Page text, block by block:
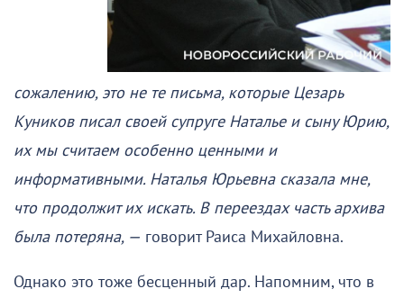
сожалению, это не те письма, которые Цезарь
Куников писал своей супруге Наталье и сыну Юрию,
их мы считаем особенно ценными и
информативными. Наталья Юрьевна сказала мне,
что продолжит их искать. В переездах часть архива
была потеряна, — говорит Раиса Михайловна.
Однако это тоже бесценный дар. Напомним, что в